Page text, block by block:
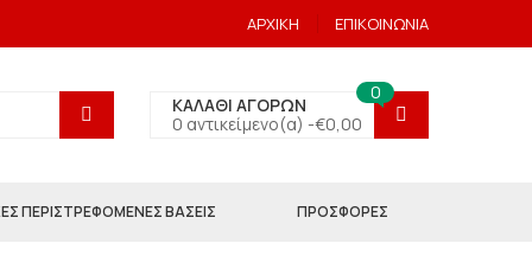
ΑΡΧΙΚΗ ΕΠΙΚΟΙΝΩΝΙΑ
ΚΑΛΑΘΙ ΑΓΟΡΩΝ
0 αντικείμενο(α) -€0,00
0
ΠΕΡΙΣΤΡΕΦΟΜΕΝΕΣ ΒΑΣΕΙΣ ΠΡΟΣΦΟΡΕΣ